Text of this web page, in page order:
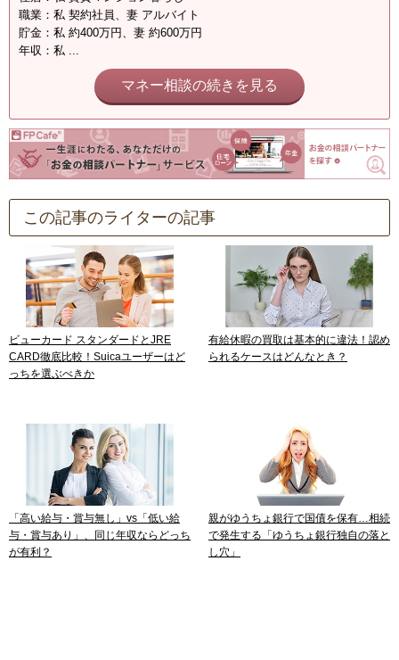
職業：私 契約社員、妻 アルバイト
貯金：私 約400万円、妻 約600万円
年収：私 ...
マネー相談の続きを見る
この記事のライターの記事
ビューカード スタンダードとJRE
CARD徹底比較！Suicaユーザーはど
っちを選ぶべきか
有給休暇の買取は基本的に違法！認め
られるケースはどんなとき？
「高い給与・賞与無し」vs「低い給
与・賞与あり」、同じ年収ならどっち
が有利？
親がゆうちょ銀行で国債を保有…相続
で発生する「ゆうちょ銀行独自の落と
し穴」